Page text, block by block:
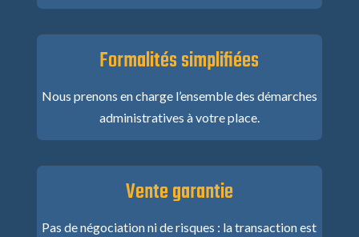
Formalités simplifiées
Nous prenons en charge l’ensemble des démarches
administratives à votre place.
Vente garantie
Pas de négociation ni de risques : la transaction est